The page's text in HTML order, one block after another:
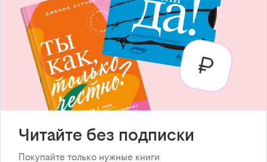
Читайте без подписки
Покупайте только нужные книги